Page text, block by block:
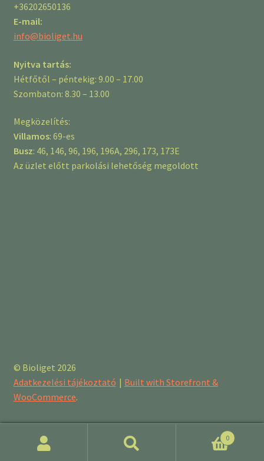
+36202650136
E-mail:
info@bioliget.hu
Nyitva tartás:
Hétfőtől – péntekig: 9.00 – 17.00
Szombaton: 8.30 – 13.00
Megközelítés:
Villamos: 69-es
Busz: 46, 146, 96, 196, 196A, 296, 173, 173E
Az üzlet előtt parkolási lehetőség megoldott
© Bioliget 2026
Adatkezelési tájékoztató
Built with Storefront &
WooCommerce.
Keresés
0